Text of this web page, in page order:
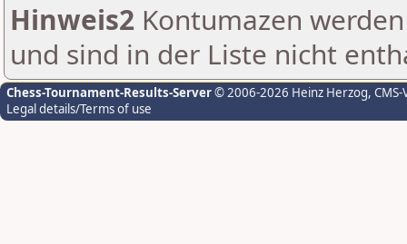
Hinweis2 Kontumazen
und sind in der Liste nicht
Chess-Tournament-Results-Server© 2006-2026 Heinz Herzog,
Legal details/Terms of use